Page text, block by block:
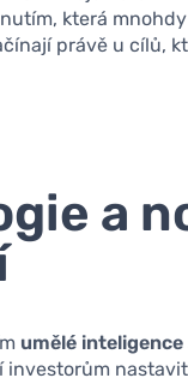
která
právě u cílů,
a
umělé inteligence